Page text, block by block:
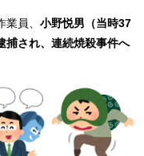
員、 小野悦男（当時37
捕され、連続焼殺事件へ